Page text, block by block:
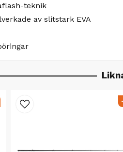
teknik
av slitstark EVA